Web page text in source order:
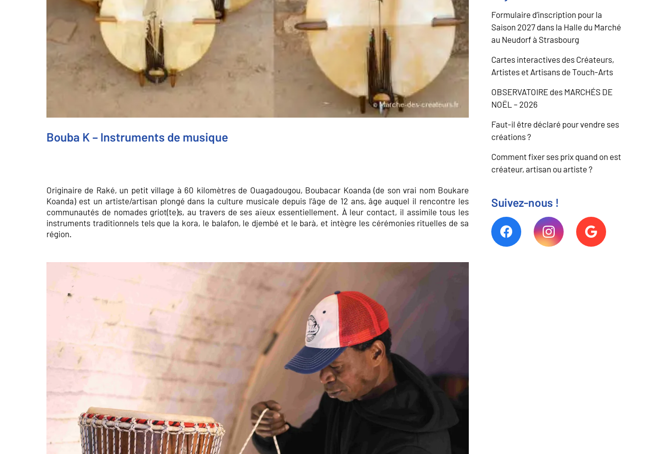
Bouba K – Instruments de musique
Originaire de Raké, un petit village à 60 kilomètres de Ouagadougou, Boubacar Koanda (de son vrai nom Boukare
Koanda) est un artiste/artisan plongé dans la culture musicale depuis l’âge de 12 ans, âge auquel il rencontre les
communautés de nomades griot(te)s, au travers de ses aïeux essentiellement. À leur contact, il assimile tous les
instruments traditionnels tels que la kora, le balafon, le djembé et le barà, et intègre les cérémonies rituelles de sa
région.
Formulaire d’inscription pour la
Saison 2027 dans la Halle du Marché
au Neudorf à Strasbourg
Cartes interactives des Créateurs,
Artistes et Artisans de Touch-Arts
OBSERVATOIRE des MARCHÉS DE
NOËL – 2026
Faut-il être déclaré pour vendre ses
créations ?
Comment fixer ses prix quand on est
créateur, artisan ou artiste ?
Suivez-nous !